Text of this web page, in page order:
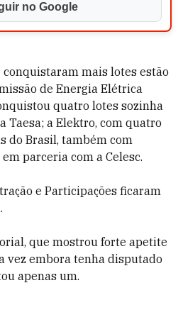
no Google
mais lotes estão
de Energia Elétrica
quatro lotes sozinha
Taesa; a Elektro, com quatro
do Brasil, também com
parceria com a Celesc.
e Participações ficaram
que mostrou forte apetite
vez embora tenha disputado
apenas um.